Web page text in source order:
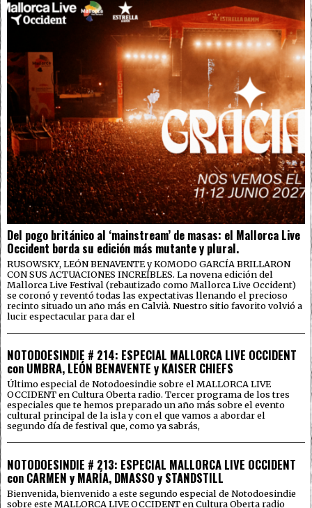
Del pogo británico al ‘mainstream’ de masas: el Mallorca Live
Occident borda su edición más mutante y plural.
RUSOWSKY, LEÓN BENAVENTE y KOMODO GARCÍA BRILLARON
CON SUS ACTUACIONES INCREÍBLES. La novena edición del
Mallorca Live Festival (rebautizado como Mallorca Live Occident)
se coronó y reventó todas las expectativas llenando el precioso
recinto situado un año más en Calvià. Nuestro sitio favorito volvió a
lucir espectacular para dar el
NOTODOESINDIE # 214: ESPECIAL MALLORCA LIVE OCCIDENT
con UMBRA, LEÓN BENAVENTE y KAISER CHIEFS
Último especial de Notodoesindie sobre el MALLORCA LIVE
OCCIDENT en Cultura Oberta radio. Tercer programa de los tres
especiales que te hemos preparado un año más sobre el evento
cultural principal de la isla y con el que vamos a abordar el
segundo día de festival que, como ya sabrás,
NOTODOESINDIE # 213: ESPECIAL MALLORCA LIVE OCCIDENT
con CARMEN y MARÍA, DMASSO y STANDSTILL
Bienvenida, bienvenido a este segundo especial de Notodoesindie
sobre este MALLORCA LIVE OCCIDENT en Cultura Oberta radio